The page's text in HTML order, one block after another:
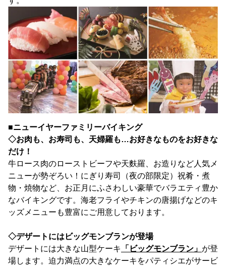
■ニューイヤーファミリーバイキング
◇お肉も、お寿司も、天婦羅も…お好きなものをお好きな
だけ！
牛ロース肉のローストビーフや天麩羅、お造りなど人気メ
ニューが勢ぞろい！にぎり寿司（夜の部限定）祝肴・煮
物・焼物など、お正月にふさわしい豪華でバラエティ豊か
なバイキングです。海老フライやチキンの唐揚げなどのキ
ッズメニューも豊富にご用意しております。
◇デザートにはビッグモンブランが登場
デザートには大きな山型ケーキ
「ビッグモンブラン」 が登
場します。迫力満点の大きなケーキをパティシエがサービ